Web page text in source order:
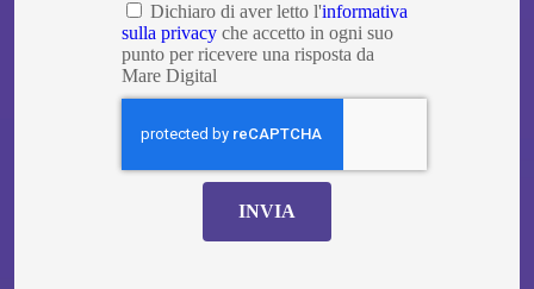
Dichiaro di aver letto l'informativa
sulla privacy che accetto in ogni suo
punto per ricevere una risposta da
Mare Digital
INVIA